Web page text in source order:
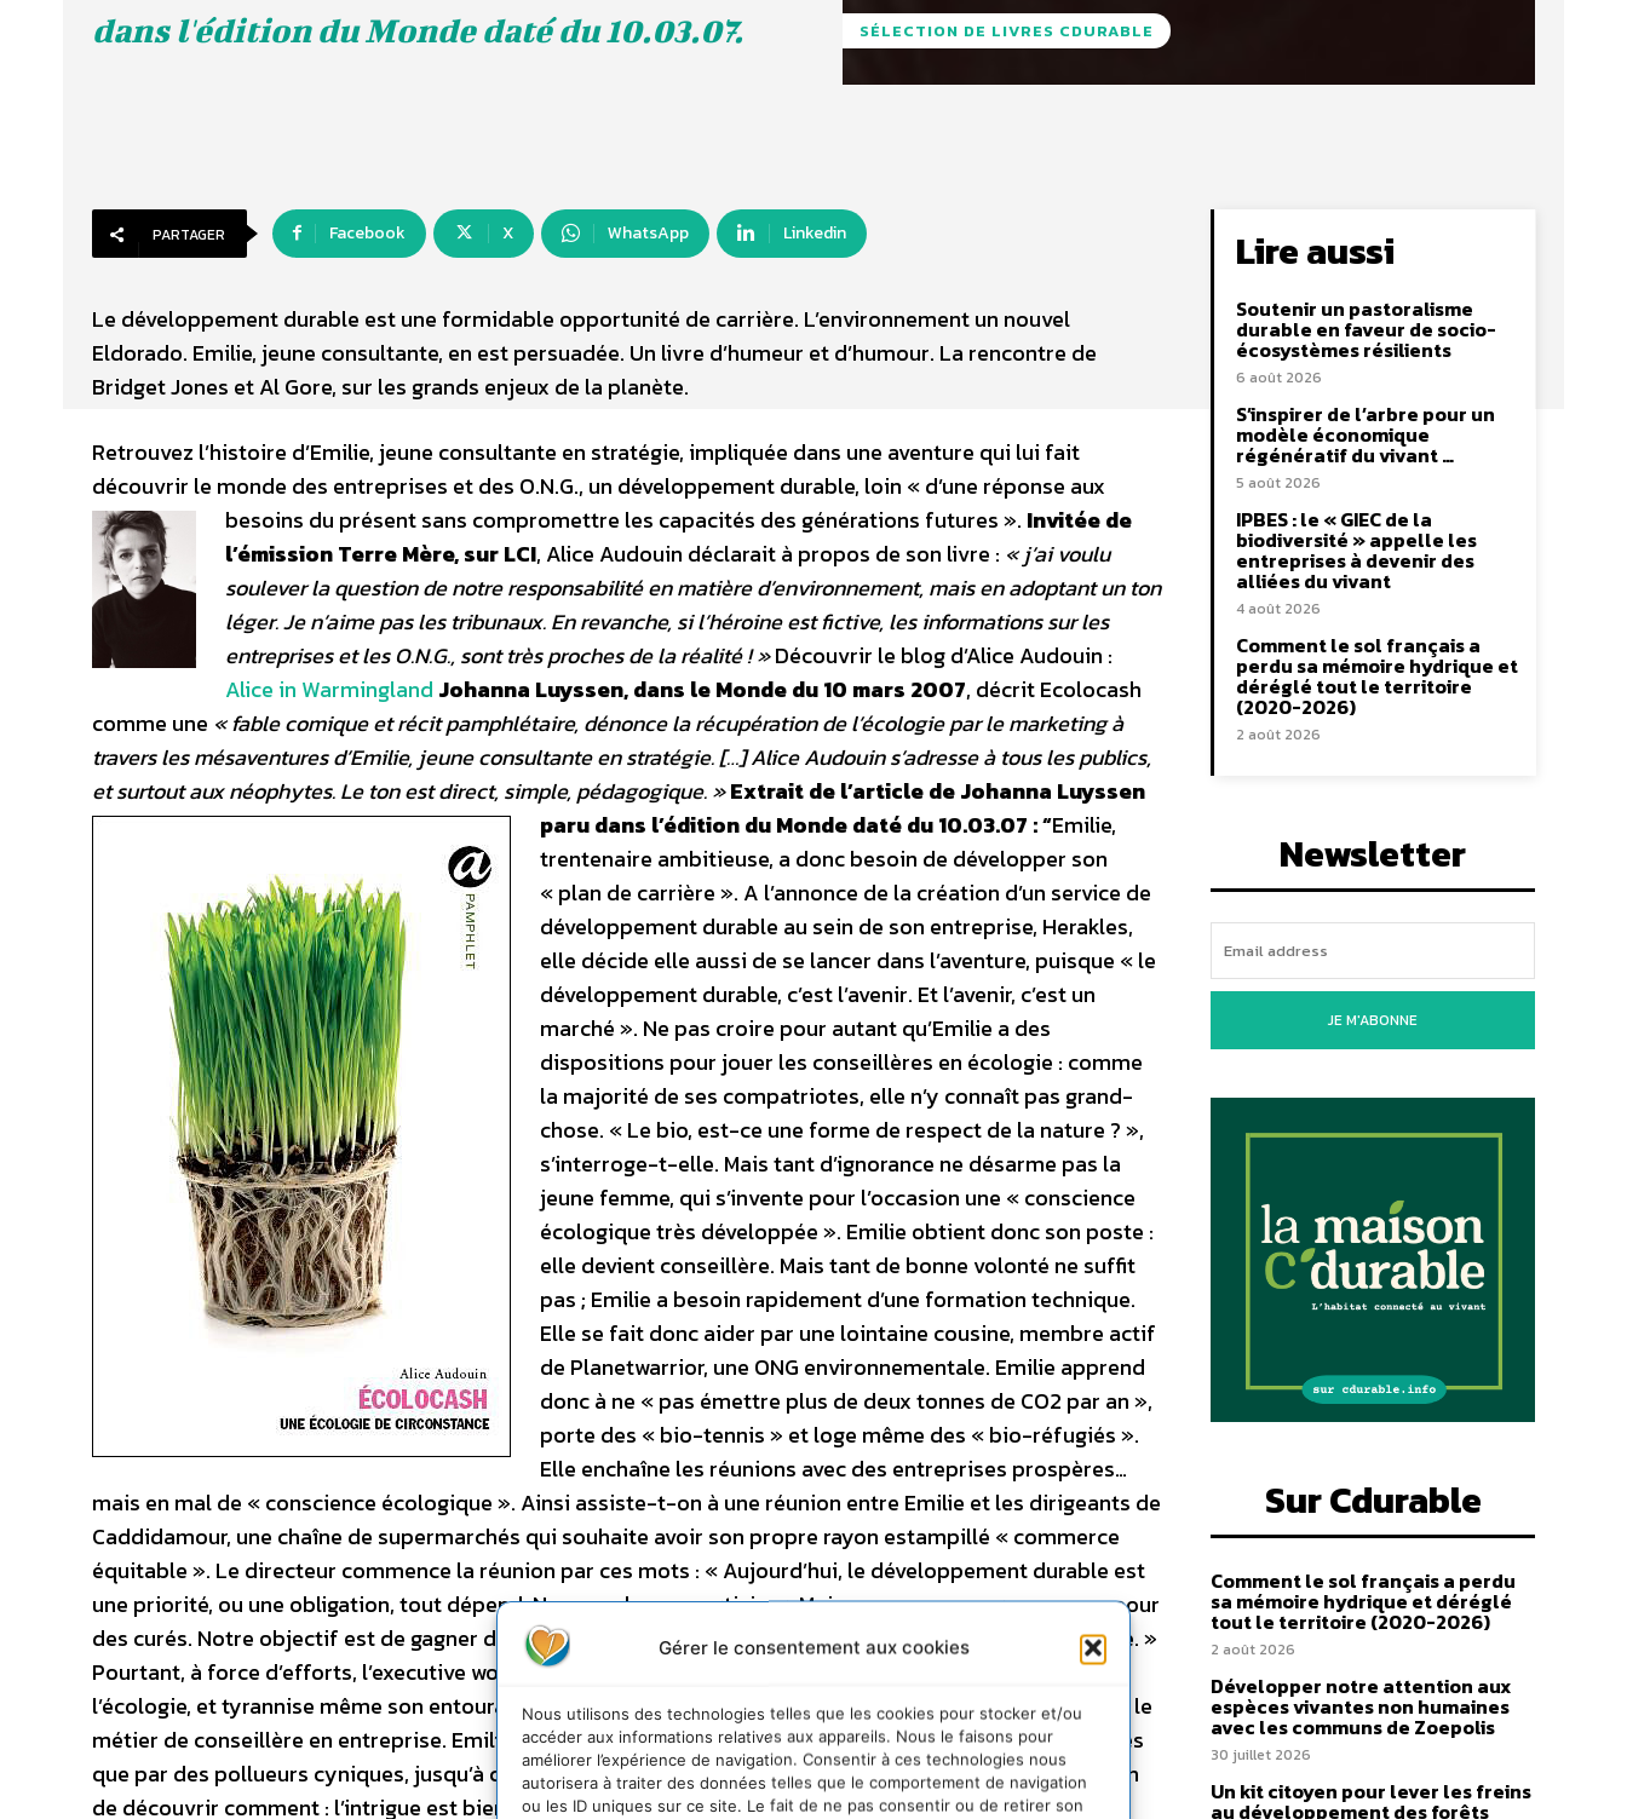
Gérer le consentement aux cookies
Nous utilisons des technologies telles que les cookies pour stocker et/ou
accéder aux informations relatives aux appareils. Nous le faisons pour
améliorer l’expérience de navigation. Consentir à ces technologies nous
autorisera à traiter des données telles que le comportement de navigation
ou les ID uniques sur ce site. Le fait de ne pas consentir ou de retirer son
dans l'édition du Monde daté du 10.03.07.
SÉLECTION DE LIVRES CDURABLE
PARTAGER Facebook X WhatsApp Linkedin
Le développement durable est une formidable opportunité de carrière. L’environnement un nouvel
Eldorado. Emilie, jeune consultante, en est persuadée. Un livre d’humeur et d’humour. La rencontre de
Bridget Jones et Al Gore, sur les grands enjeux de la planète.
Retrouvez l’histoire d’Emilie, jeune consultante en stratégie, impliquée dans une aventure qui lui fait
découvrir le monde des entreprises et des O.N.G., un développement durable, loin « d’une réponse aux
besoins du présent sans compromettre les capacités des générations futures ». Invitée de
l’émission Terre Mère, sur LCI, Alice Audouin déclarait à propos de son livre : « j’ai voulu
soulever la question de notre responsabilité en matière d’environnement, mais en adoptant un ton
léger. Je n’aime pas les tribunaux. En revanche, si l’héroine est fictive, les informations sur les
entreprises et les O.N.G., sont très proches de la réalité ! »Découvrir le blog d’Alice Audouin :
Alice in Warmingland Johanna Luyssen, dans le Monde du 10 mars 2007, décrit Ecolocash
comme une « fable comique et récit pamphlétaire, dénonce la récupération de l’écologie par le marketing à
travers les mésaventures d’Emilie, jeune consultante en stratégie. […] Alice Audouin s’adresse à tous les publics,
et surtout aux néophytes. Le ton est direct, simple, pédagogique. »Extrait de l’article de Johanna Luyssen
paru dans l’édition du Monde daté du 10.03.07 :“Emilie,
trentenaire ambitieuse, a donc besoin de développer son
« plan de carrière ». A l’annonce de la création d’un service de
développement durable au sein de son entreprise, Herakles,
elle décide elle aussi de se lancer dans l’aventure, puisque « le
développement durable, c’est l’avenir. Et l’avenir, c’est un
marché ». Ne pas croire pour autant qu’Emilie a des
dispositions pour jouer les conseillères en écologie : comme
la majorité de ses compatriotes, elle n’y connaît pas grand-
chose. « Le bio, est-ce une forme de respect de la nature ? »,
s’interroge-t-elle. Mais tant d’ignorance ne désarme pas la
jeune femme, qui s’invente pour l’occasion une « conscience
écologique très développée ». Emilie obtient donc son poste :
elle devient conseillère. Mais tant de bonne volonté ne suffit
pas ; Emilie a besoin rapidement d’une formation technique.
Elle se fait donc aider par une lointaine cousine, membre actif
de Planetwarrior, une ONG environnementale. Emilie apprend
donc à ne « pas émettre plus de deux tonnes de CO2 par an »,
porte des « bio-tennis » et loge même des « bio-réfugiés ».
Elle enchaîne les réunions avec des entreprises prospères…
mais en mal de « conscience écologique ». Ainsi assiste-t-on à une réunion entre Emilie et les dirigeants de
Caddidamour, une chaîne de supermarchés qui souhaite avoir son propre rayon estampillé « commerce
équitable ». Le directeur commence la réunion par ces mots : « Aujourd’hui, le développement durable est
une priorité, ou une obligation, tout dépend. Nous voulons y participer. Mais nous ne nous prenons pas pour
des curés. Notre objectif est de gagner de l’argent, et nous n’allons pas y renoncer pour sauver la planète. »
Pourtant, à force d’efforts, l’executive woman qu’est Emilie se transforme rapidement en petit soldat de
l’écologie, et tyrannise même son entourage. Mais il semble que le militantisme écolo s’accorde mal avec le
métier de conseillère en entreprise. Emilie se fait manipuler de toutes parts, tant par des militants bornés
que par des pollueurs cyniques, jusqu’à ce qu’advienne l' »écolocrash » final. On laissera au lecteur le soin
de découvrir comment : l’intrigue est bien menée. (…) Alice Audouin caricature à outrance et n’épargne
Lire aussi
Soutenir un pastoralisme
durable en faveur de socio-
écosystèmes résilients
6 août 2026
S’inspirer de l’arbre pour un
modèle économique
régénératif du vivant …
5 août 2026
IPBES : le « GIEC de la
biodiversité » appelle les
entreprises à devenir des
alliées du vivant
4 août 2026
Comment le sol français a
perdu sa mémoire hydrique et
déréglé tout le territoire
(2020-2026)
2 août 2026
Newsletter
JE M'ABONNE
Sur Cdurable
Comment le sol français a perdu
sa mémoire hydrique et déréglé
tout le territoire (2020-2026)
2 août 2026
Développer notre attention aux
espèces vivantes non humaines
avec les communs de Zoepolis
30 juillet 2026
Un kit citoyen pour lever les freins
au développement des forêts